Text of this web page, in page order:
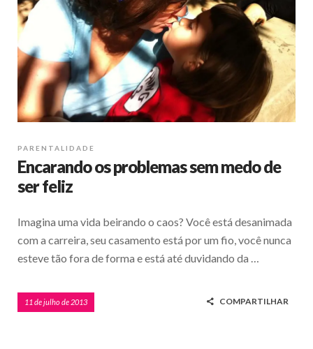
PARENTALIDADE
Encarando os problemas sem medo de
ser feliz
Imagina uma vida beirando o caos? Você está desanimada
com a carreira, seu casamento está por um fio, você nunca
esteve tão fora de forma e está até duvidando da …
11 de julho de 2013 COMPARTILHAR